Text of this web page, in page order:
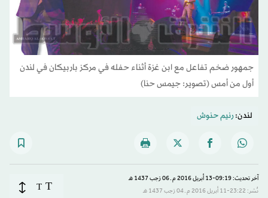
جمهور ضخم تفاعل مع ابن غزة أثناء حفله في مركز باربيكان في لندن
أول من أمس (تصوير: جيمس حنا)
لندن:رنيم حنوش
آخر تحديث: 09:19-13 أبريل 2016 م ـ 06 رَجب 1437 هـ
نُشر: 23:22-11 أبريل 2016 م ـ 04 رَجب 1437 هـ
T
T